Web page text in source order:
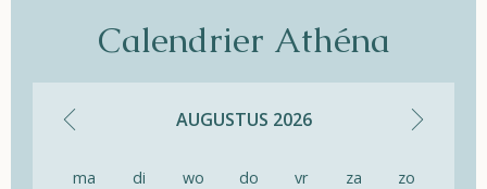
Calendrier Athéna
AUGUSTUS 2026
ma di wo do vr za zo